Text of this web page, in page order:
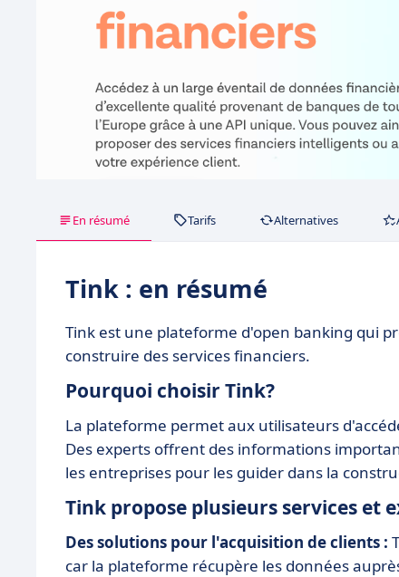
En résumé Tarifs Alternatives
Tink : en résumé
Tink est une plateforme d'open banking qui
construire des services financiers.
Pourquoi choisir Tink?
La plateforme permet aux utilisateurs
Des experts offrent des informations
les entreprises pour les guider dans la
Tink propose plusieurs services et
Des solutions pour l'acquisition de clients :
car la plateforme récupère les données